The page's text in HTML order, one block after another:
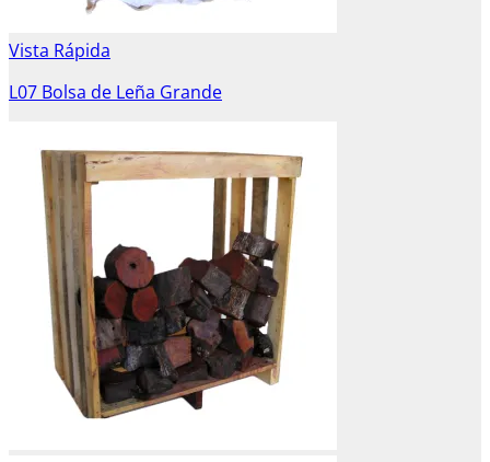
Vista Rápida
L07 Bolsa de Leña Grande